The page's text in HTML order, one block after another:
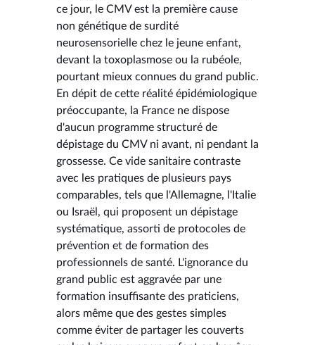
ce jour, le CMV est la première cause
non génétique de surdité
neurosensorielle chez le jeune enfant,
devant la toxoplasmose ou la rubéole,
pourtant mieux connues du grand public.
En dépit de cette réalité épidémiologique
préoccupante, la France ne dispose
d'aucun programme structuré de
dépistage du CMV ni avant, ni pendant la
grossesse. Ce vide sanitaire contraste
avec les pratiques de plusieurs pays
comparables, tels que l'Allemagne, l'Italie
ou Israël, qui proposent un dépistage
systématique, assorti de protocoles de
prévention et de formation des
professionnels de santé. L'ignorance du
grand public est aggravée par une
formation insuffisante des praticiens,
alors même que des gestes simples
comme éviter de partager les couverts